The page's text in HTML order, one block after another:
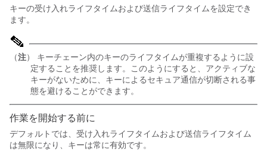
キーの受け入れライフタイムおよび送信ライフタイムを設定でき
ます。
（注） キーチェーン内のキーのライフタイムが重複するように設
定することを推奨します。このようにすると、アクティブな
キーがないために、キーによるセキュア通信が切断される事
態を避けることができます。
作業を開始する前に
デフォルトでは、受け入れライフタイムおよび送信ライフタイム
は無限になり、キーは常に有効です。